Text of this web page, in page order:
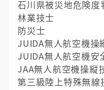
石川県被災地危険度
林業技士
防災士
JUIDA無人航空機操
JUIDA無人航空機安
JAA無人航空機操縦
第三級陸上特殊無線